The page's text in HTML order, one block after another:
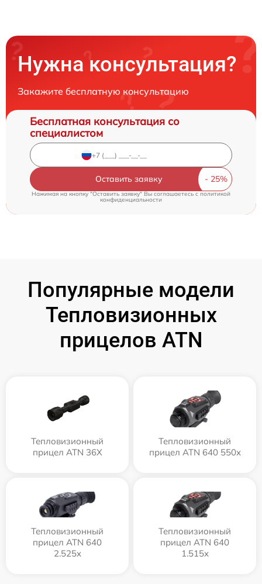
Нужна консультация?
Закажите бесплатную консультацию
Бесплатная консультация со
специалистом
Оставить заявку
Нажимая на кнопку "Оставить заявку" Вы соглашаетесь cполитикой
конфиденциальности
Популярные модели
Тепловизионных
прицелов ATN
Тепловизионный
прицел ATN 36X
Тепловизионный
прицел ATN 640 550x
Тепловизионный
прицел ATN 640
2.525x
Тепловизионный
прицел ATN 640
1.515x